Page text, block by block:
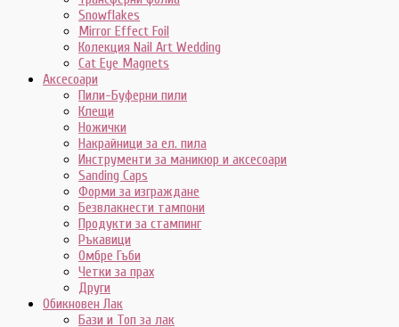
Snowflakes
Mirror Effect Foil
Колекция Nail Art Wedding
Cat Eye Magnets
Аксесоари
Пили-Буферни пили
Клещи
Ножички
Накрайници за ел. пила
Инструменти за маникюр и аксесоари
Sanding Caps
Форми за изграждане
Безвлакнести тампони
Продукти за стампинг
Ръкавици
Омбре Гъби
Четки за прах
Други
Обикновен Лак
Бази и Топ за лак